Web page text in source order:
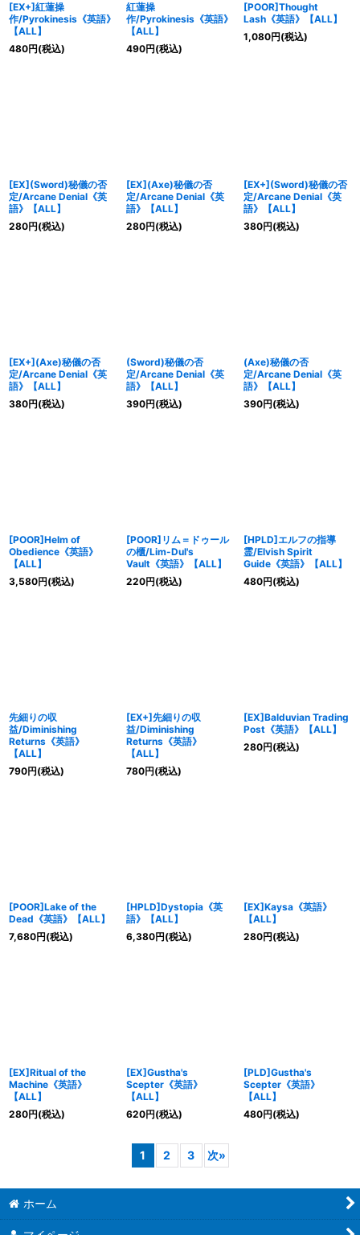
[EX+]紅蓮操
作/Pyrokinesis《英語》
【ALL】
480円(税込)
紅蓮操
作/Pyrokinesis《英語》
【ALL】
490円(税込)
[POOR]Thought
Lash《英語》【ALL】
1,080円(税込)
[EX](Sword)秘儀の否
定/Arcane Denial《英
語》【ALL】
280円(税込)
[EX](Axe)秘儀の否
定/Arcane Denial《英
語》【ALL】
280円(税込)
[EX+](Sword)秘儀の否
定/Arcane Denial《英
語》【ALL】
380円(税込)
[EX+](Axe)秘儀の否
定/Arcane Denial《英
語》【ALL】
380円(税込)
(Sword)秘儀の否
定/Arcane Denial《英
語》【ALL】
390円(税込)
(Axe)秘儀の否
定/Arcane Denial《英
語》【ALL】
390円(税込)
[POOR]Helm of
Obedience《英語》
【ALL】
3,580円(税込)
[POOR]リム＝ドゥール
の櫃/Lim-Dul's
Vault《英語》【ALL】
220円(税込)
[HPLD]エルフの指導
霊/Elvish Spirit
Guide《英語》【ALL】
480円(税込)
先細りの収
益/Diminishing
Returns《英語》
【ALL】
790円(税込)
[EX+]先細りの収
益/Diminishing
Returns《英語》
【ALL】
780円(税込)
[EX]Balduvian Trading
Post《英語》【ALL】
280円(税込)
[POOR]Lake of the
Dead《英語》【ALL】
7,680円(税込)
[HPLD]Dystopia《英
語》【ALL】
6,380円(税込)
[EX]Kaysa《英語》
【ALL】
280円(税込)
[EX]Ritual of the
Machine《英語》
【ALL】
280円(税込)
[EX]Gustha's
Scepter《英語》
【ALL】
620円(税込)
[PLD]Gustha's
Scepter《英語》
【ALL】
480円(税込)
1 2 3 次»
ホーム